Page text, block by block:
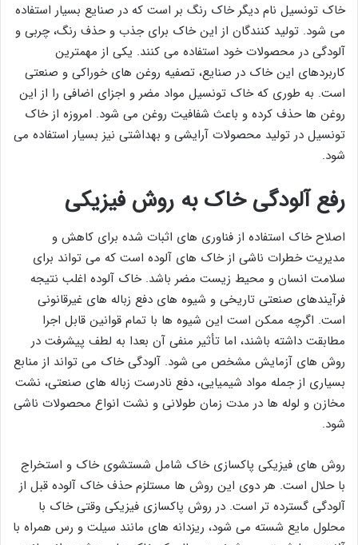
خاک تونسیل نام دیگر خاک رنگ بر است که در صنایع بسیار استفاده
می شود. تولید کنندگان از این خاک برای جذب و حذف رنگ، چربی و
آلودگی در محصولات خود استفاده می کنند. یکی از مهمترین
کاربردهای این خاک در صنایع، تصفیه روغن های خوراکی و صنعتی
است. به طوری که خاک تونسیل مواد مضر و اجزای اضافی را از این
روغن ها حذف کرده و باعث شفافیت روغن می شود. امروزه از خاک
تونسیل در تولید محصولات آرایشی و بهداشتی نیز بسیار استفاده می
شود.
رفع آلودگی خاک به روش فیزیکی
اصلاح خاک استفاده از فناوری های اثبات شده برای کاهش و
مدیریت خطرات ناشی از خاک های آلوده است که می تواند برای
سلامت انسان و محیط زیست مضر باشد. خاک آلوده اغلب نتیجه
فرآیندهای صنعتی تاریخی و شیوه های دفع زباله های غیرقانونی
است. اگرچه ممکن است این شیوه ‌ها با تمام قوانین قابل اجرا
مطابقت داشته باشند، اما تأثیر منفی آن بعدا به لطف پیشرفت در
روش ‌های آزمایش مشخص می شود. آلودگی خاک می تواند از منابع
بسیاری از جمله مواد شیمیایی، دفع نادرست زباله های صنعتی، نشت
مخازن و لوله ها در مدت زمان طولانی و نشت انواع محصولات ناشی
شود.
روش های فیزیکی پاکسازی خاک شامل شستشوی خاک و استخراج
با حلال است. هر دوی این روش ها مستلزم حذف خاک آلوده قبل از
آلودگی گسترده تر است. در روش پاکسازی فیزیکی وقتی خاک با
محلول مایع شسته می ‌شود، ریزدانه های مانند سیلت و رس‌ همراه با